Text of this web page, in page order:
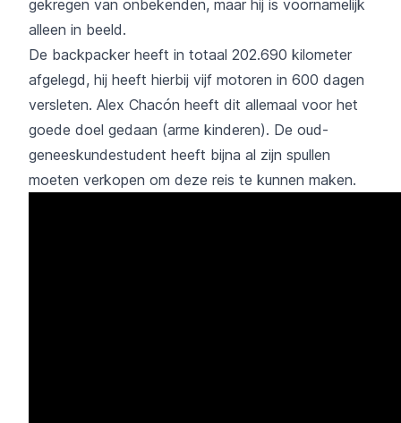
gekregen van onbekenden, maar hij is voornamelijk
alleen in beeld.
De backpacker heeft in totaal 202.690 kilometer
afgelegd, hij heeft hierbij vijf motoren in 600 dagen
versleten. Alex Chacón heeft dit allemaal voor het
goede doel gedaan (arme kinderen). De oud-
geneeskundestudent heeft bijna al zijn spullen
moeten verkopen om deze reis te kunnen maken.